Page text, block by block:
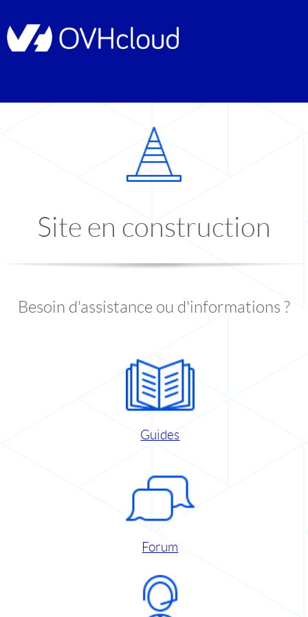
Site en construction
Besoin d'assistance ou d'informations ?
Guides
Forum